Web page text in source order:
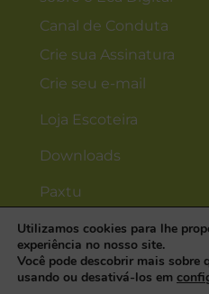
Canal de Conduta
Crie sua Assinatura
Crie seu e-mail
Loja Escoteira
Downloads
Paxtu
Utilizamos cookies para lhe
experiência no nosso site.
Você pode descobrir mais sobre
usando ou desativá-los em